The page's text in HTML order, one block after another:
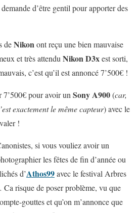
d’être gentil pour apporter des
deNikonont reçu une bien mauvaise
et très attenduNikon D3xest sorti,
c’est qu’il est annoncé 7’500€ !
7’500€ pour avoir unSony A900(car,
exactement le même capteur) avec le
!
si vous vouliez avoir un
les fêtes de fin d’année ou
d’Athos99avec le festival Arbres
risque de poser problème, vu que
gouttes et qu’on m’annonce que